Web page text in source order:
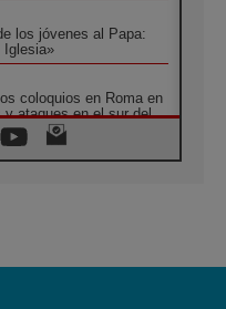
los jóvenes al Papa:
Iglesia»
coloquios en Roma en
y ataques en el sur del